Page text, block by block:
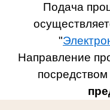
Подача
"
Направление